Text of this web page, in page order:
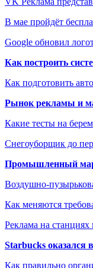
В мае пройдёт
Google обновил
Как построить
Как подготовить
Рынок рекламы и
Какие тесты на
Снегоуборщик до
Промышленный
Воздушно-
Как меняются
Реклама на
Starbucks оказался
Как правильно